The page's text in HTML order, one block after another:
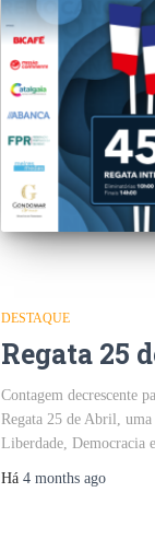
DESTAQUE
Regata 25
Contagem decrescente
Regata 25 de Abril,
Liberdade, Democracia
Há 4 monthsago